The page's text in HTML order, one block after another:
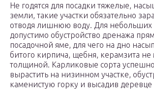
Не годятся для посадки тяжелые,
земли, такие участки обязательно
отводя лишнюю воду. Для небольших
допустимо обустройство дренажа
посадочной яме, для чего на дно
битого кирпича, щебня, керамзита не
толщиной. Карликовые сорта
вырастить на низинном участке,
каменистую горку и высадив деревце